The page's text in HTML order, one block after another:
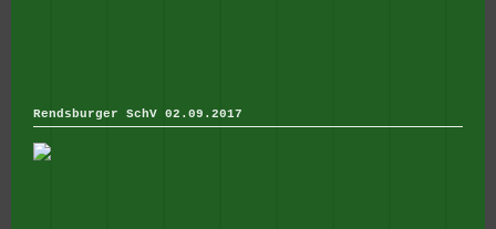
Rendsburger SchV 02.09.2017